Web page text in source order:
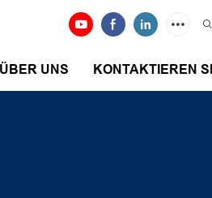
ÜBER UNS KONTAKTIEREN